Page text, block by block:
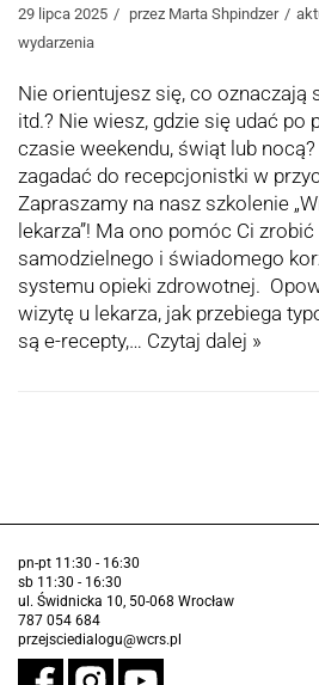
29 lipca 2025 przez Marta Shpindzer
wydarzenia
Nie orientujesz się, co oznaczają
itd.? Nie wiesz, gdzie się udać po
czasie weekendu, świąt lub
zagadać do recepcjonistki w
Zapraszamy na nasz szkolenie
lekarza”! Ma ono pomóc Ci
samodzielnego i świadomego
systemu opieki zdrowotnej.
wizytę u lekarza, jak przebiega
są e-recepty,… Czytaj dalej »
pn-pt 11:30 - 16:30
sb 11:30 - 16:30
ul. Świdnicka 10, 50-068 Wrocław
787 054 684
przejsciedialogu@wcrs.pl